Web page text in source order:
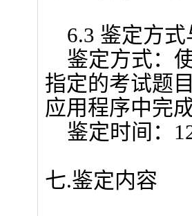
6.3 鉴定方式
鉴定方式：
指定的考试题
应用程序中完
鉴定时间：
七.鉴定内容